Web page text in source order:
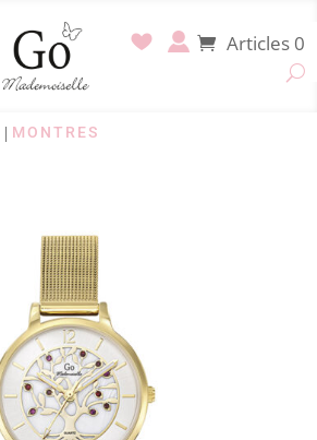
Articles 0
| MONTRES